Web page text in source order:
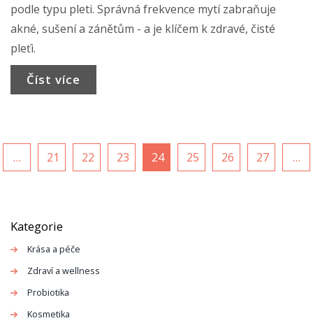
podle typu pleti. Správná frekvence mytí zabraňuje
akné, sušení a zánětům - a je klíčem k zdravé, čisté
pleťi.
Číst více
… 21 22 23 24 25 26 27 …
Kategorie
Krása a péče
Zdraví a wellness
Probiotika
Kosmetika